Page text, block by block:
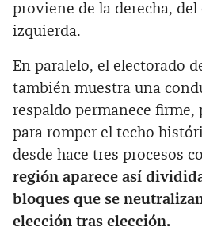
proviene de la derecha, del
izquierda.
En paralelo, el electorado
también muestra una
respaldo permanece firme,
para romper el techo
desde hace tres procesos
región aparece así
bloques que se
elección tras elección.